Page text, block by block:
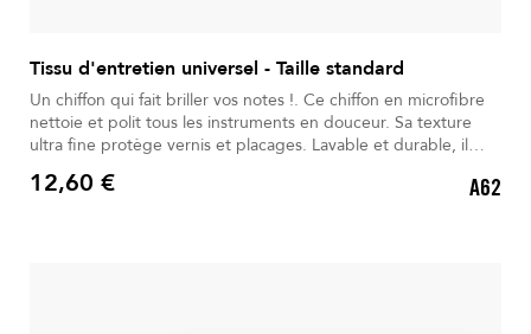
Tissu d'entretien universel - Taille standard
Un chiffon qui fait briller vos notes !. Ce chiffon en microfibre
nettoie et polit tous les instruments en douceur. Sa texture
ultra fine protège vernis et placages. Lavable et durable, il
convient aussi aux surfaces délicates. Un accessoire
Prix
12,60 € A62